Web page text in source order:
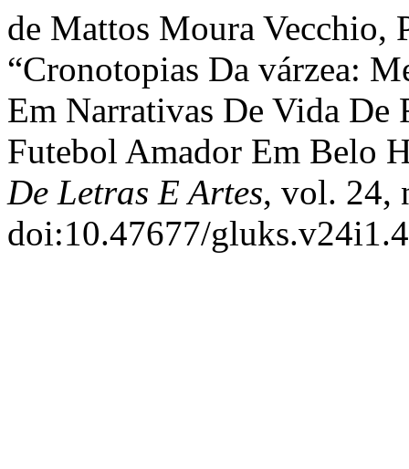
de Mattos Moura Vecchio,
“Cronotopias Da várzea:
Em Narrativas De Vida De
Futebol Amador Em Belo
De Letras E Artes, vol. 24,
doi:10.47677/